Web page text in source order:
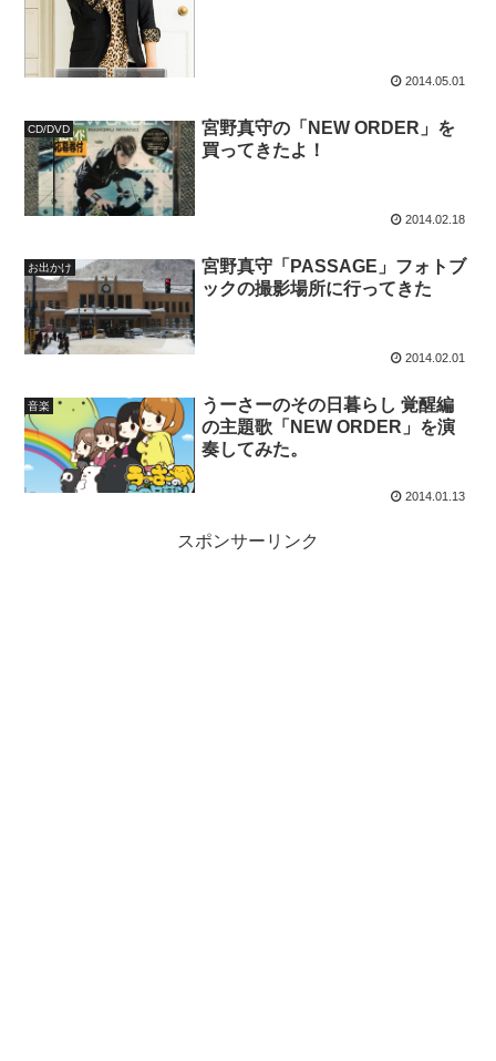
2014.05.01
CD/DVD
宮野真守の「NEW ORDER」を
買ってきたよ！
2014.02.18
お出かけ
宮野真守「PASSAGE」フォトブ
ックの撮影場所に行ってきた
2014.02.01
音楽
うーさーのその日暮らし 覚醒編
の主題歌「NEW ORDER」を演
奏してみた。
2014.01.13
スポンサーリンク